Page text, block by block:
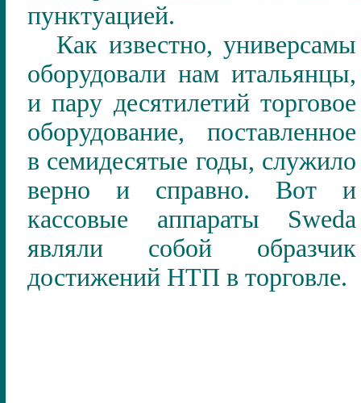
пунктуацией.
Как известно, универсамы
оборудовали нам итальянцы,
и пару десятилетий торговое
оборудование, поставленное
в семидесятые годы, служило
верно и справно. Вот и
кассовые аппараты Sweda
являли собой образчик
достижений НТП в торговле.